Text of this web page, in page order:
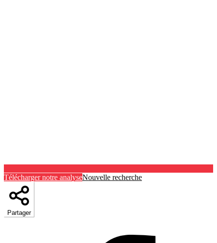
Télécharger notre analyseNouvelle recherche
Partager